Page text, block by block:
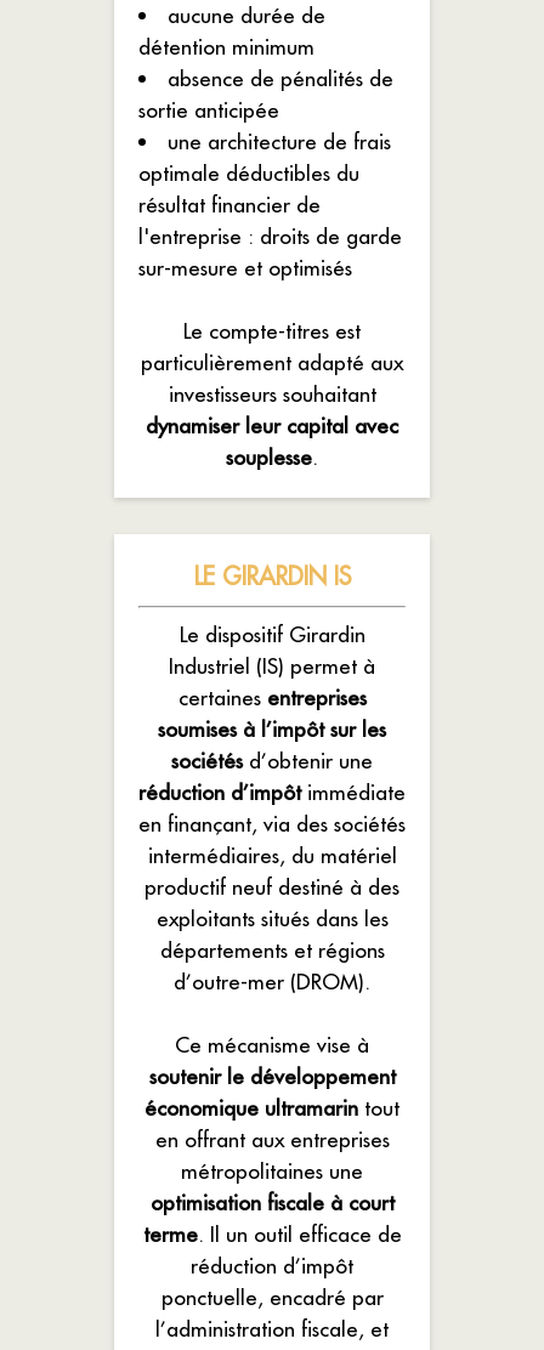
aucune durée de
détention minimum
absence de pénalités de
sortie anticipée
une architecture de frais
optimale déductibles du
résultat financier de
l'entreprise : droits de garde
sur-mesure et optimisés
Le compte-titres est
particulièrement adapté aux
investisseurs souhaitant
dynamiser leur capital avec
souplesse.
LE GIRARDIN IS
Le dispositif Girardin
Industriel (IS) permet à
certaines entreprises
soumises à l’impôt sur les
sociétésd’obtenir une
réduction d’impôtimmédiate
en finançant, via des sociétés
intermédiaires, du matériel
productif neuf destiné à des
exploitants situés dans les
départements et régions
d’outre-mer (DROM).
Ce mécanisme vise à
soutenir le développement
économique ultramarin tout
en offrant aux entreprises
métropolitaines une
optimisation fiscale à court
terme. Il un outil efficace de
réduction d’impôt
ponctuelle, encadré par
l’administration fiscale, et